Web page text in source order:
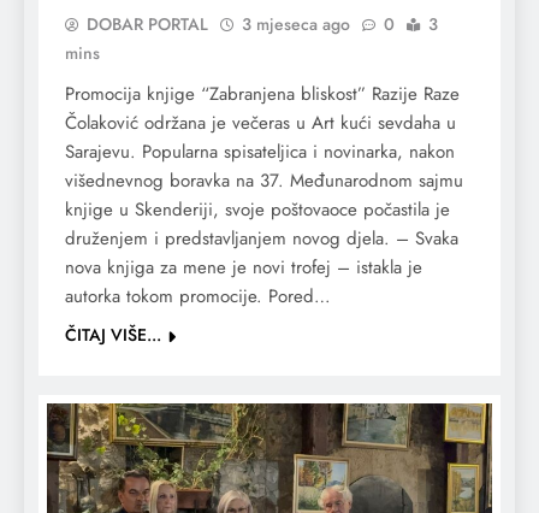
DOBAR PORTAL 3 mjeseca ago 0
3
mins
Promocija knjige “Zabranjena bliskost” Razije Raze
Čolaković održana je večeras u Art kući sevdaha u
Sarajevu. Popularna spisateljica i novinarka, nakon
višednevnog boravka na 37. Međunarodnom sajmu
knjige u Skenderiji, svoje poštovaoce počastila je
druženjem i predstavljanjem novog djela. – Svaka
nova knjiga za mene je novi trofej – istakla je
autorka tokom promocije. Pored…
ČITAJ VIŠE...